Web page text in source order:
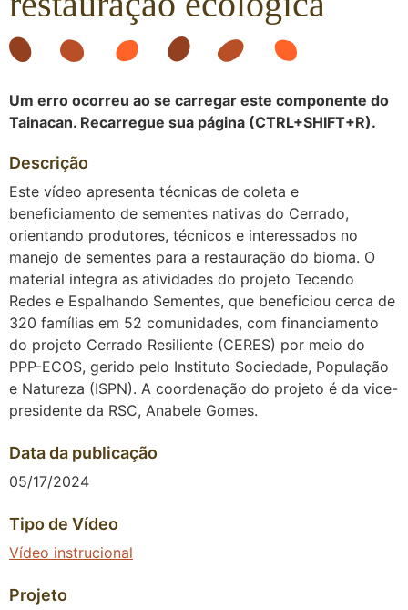
Descrição
Este vídeo apresenta técnicas de coleta e
beneficiamento de sementes nativas do Cerrado,
orientando produtores, técnicos e interessados no
manejo de sementes para a restauração do bioma. O
material integra as atividades do projeto Tecendo
Redes e Espalhando Sementes, que beneficiou cerca de
320 famílias em 52 comunidades, com financiamento
do projeto Cerrado Resiliente (CERES) por meio do
PPP-ECOS, gerido pelo Instituto Sociedade, População
e Natureza (ISPN). A coordenação do projeto é da vice-
presidente da RSC, Anabele Gomes.
Data da publicação
05/17/2024
Tipo de Vídeo
Vídeo instrucional
Projeto
Um erro ocorreu ao se carregar este componente do
Tainacan. Recarregue sua página (CTRL+SHIFT+R).